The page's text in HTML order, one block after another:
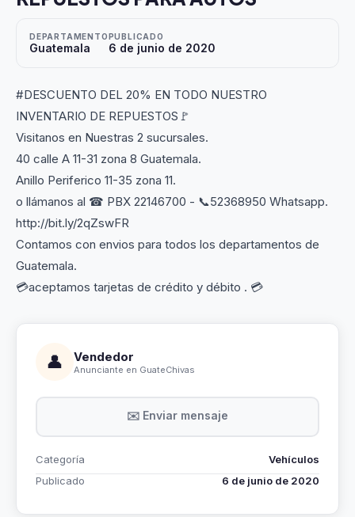
DEPARTAMENTO
Guatemala
PUBLICADO
6 de junio de 2020
#DESCUENTO DEL 20% EN TODO NUESTRO
INVENTARIO DE REPUESTOS🚩
Visitanos en Nuestras 2 sucursales.
40 calle A 11-31 zona 8 Guatemala.
Anillo Periferico 11-35 zona 11.
o llámanos al ☎ PBX 22146700 - 📞52368950 Whatsapp.
http://bit.ly/2qZswFR
Contamos con envios para todos los departamentos de
Guatemala.
💳aceptamos tarjetas de crédito y débito . 💳
👤 Vendedor
Anunciante en GuateChivas
✉️ Enviar mensaje
Categoría
Vehículos
Publicado
6 de junio de 2020